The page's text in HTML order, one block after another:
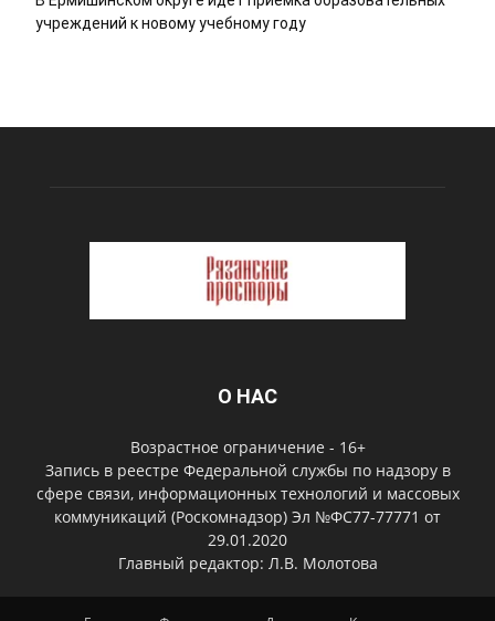
учреждений к новому учебному году
О НАС
Возрастное ограничение - 16+
Запись в реестре Федеральной службы по надзору в
сфере связи, информационных технологий и массовых
коммуникаций (Роскомнадзор) Эл №ФС77-77771 от
29.01.2020
Главный редактор: Л.В. Молотова